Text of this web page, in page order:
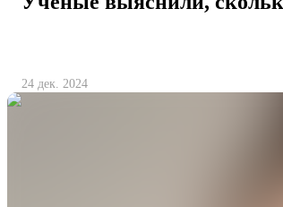
24 дек. 2024